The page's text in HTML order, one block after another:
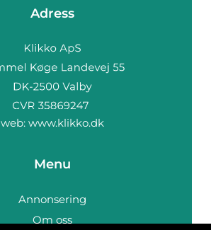
Adress
web: www.klikko.dk
Menu
Annonsering
Om oss